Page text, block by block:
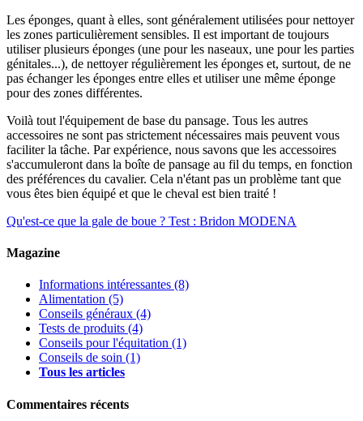
Les éponges, quant à elles, sont généralement utilisées pour nettoyer
les zones particulièrement sensibles. Il est important de toujours
utiliser plusieurs éponges (une pour les naseaux, une pour les parties
génitales...), de nettoyer régulièrement les éponges et, surtout, de ne
pas échanger les éponges entre elles et utiliser une même éponge
pour des zones différentes.
Voilà tout l'équipement de base du pansage. Tous les autres
accessoires ne sont pas strictement nécessaires mais peuvent vous
faciliter la tâche. Par expérience, nous savons que les accessoires
s'accumuleront dans la boîte de pansage au fil du temps, en fonction
des préférences du cavalier. Cela n'étant pas un problème tant que
vous êtes bien équipé et que le cheval est bien traité !
Qu'est-ce que la gale de boue ? Test : Bridon MODENA
Magazine
Informations intéressantes (8)
Alimentation (5)
Conseils généraux (4)
Tests de produits (4)
Conseils pour l'équitation (1)
Conseils de soin (1)
Tous les articles
Commentaires récents